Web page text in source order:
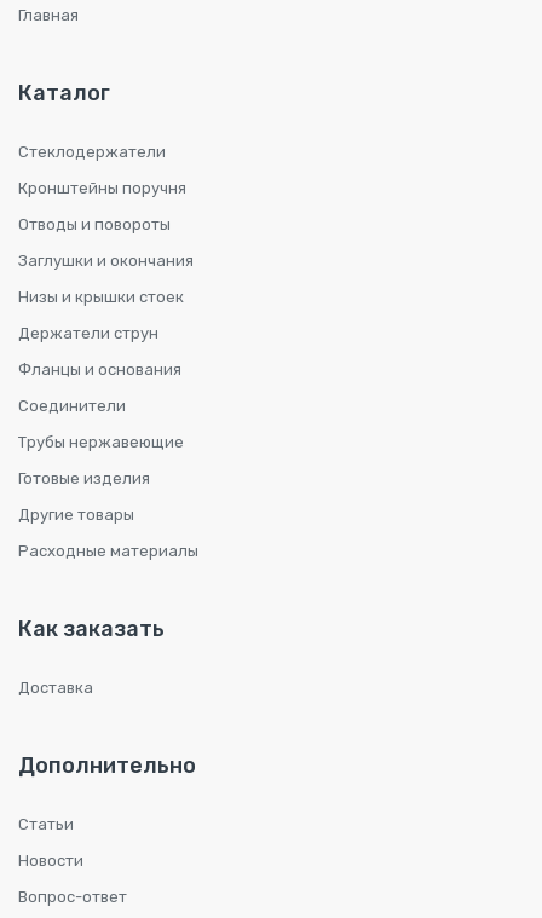
Главная
Каталог
Стеклодержатели
Кронштейны поручня
Отводы и повороты
Заглушки и окончания
Низы и крышки стоек
Держатели струн
Фланцы и основания
Соединители
Трубы нержавеющие
Готовые изделия
Другие товары
Расходные материалы
Как заказать
Доставка
Дополнительно
Статьи
Новости
Вопрос-ответ